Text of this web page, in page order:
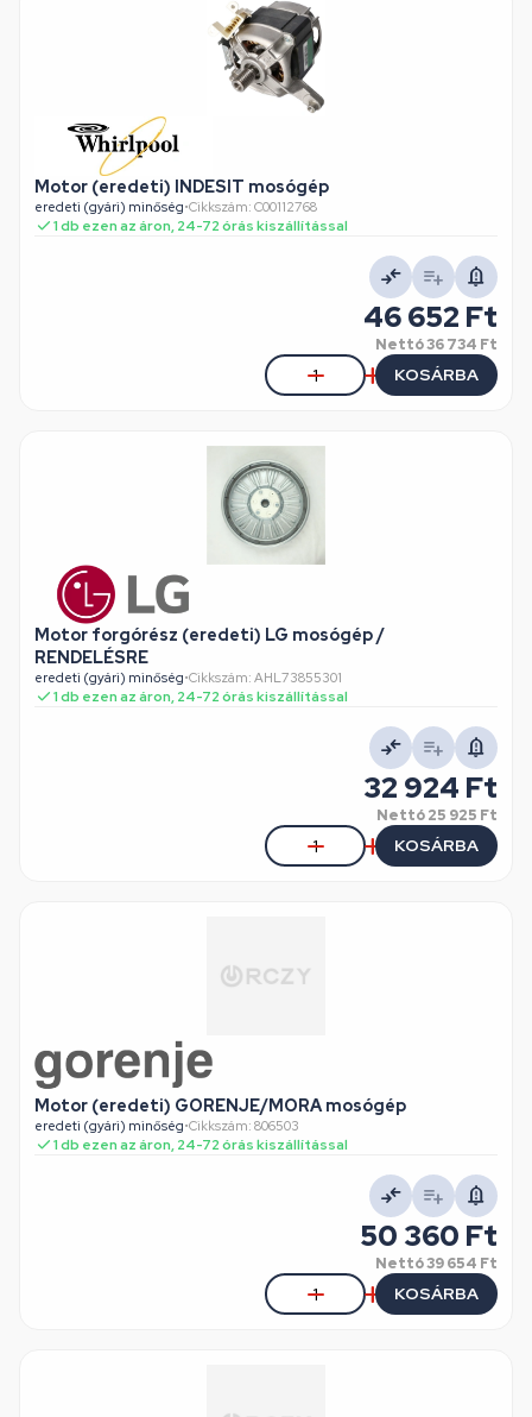
Motor (eredeti) INDESIT mosógép
eredeti (gyári) minőség•Cikkszám: C00112768
1 db ezen az áron, 24-72 órás kiszállítással
46 652 Ft
Nettó36 734 Ft
KOSÁRBA
Motor forgórész (eredeti) LG mosógép /
RENDELÉSRE
eredeti (gyári) minőség•Cikkszám: AHL73855301
1 db ezen az áron, 24-72 órás kiszállítással
32 924 Ft
Nettó25 925 Ft
KOSÁRBA
Motor (eredeti) GORENJE/MORA mosógép
eredeti (gyári) minőség•Cikkszám: 806503
1 db ezen az áron, 24-72 órás kiszállítással
50 360 Ft
Nettó39 654 Ft
KOSÁRBA